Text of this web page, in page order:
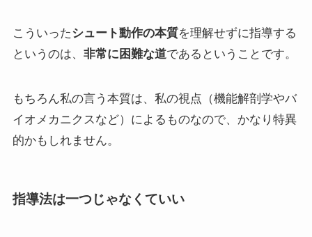
こういったシュート動作の本質を理解せずに指導する
というのは、 非常に困難な道であるということです。
もちろん私の言う本質は、私の視点（機能解剖学やバ
イオメカニクスなど）によるものなので、かなり特異
的かもしれません。
指導法は一つじゃなくていい